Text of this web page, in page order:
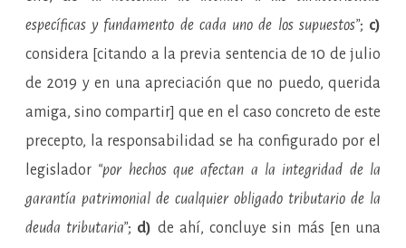
específicas y fundamento de cada uno de los supuestos”; c)
considera [citando a la previa sentencia de 10 de julio
de 2019 y en una apreciación que no puedo, querida
amiga, sino compartir] que en el caso concreto de este
precepto, la responsabilidad se ha configurado por el
legislador “por hechos que afectan a la integridad de la
garantía patrimonial de cualquier obligado tributario de la
deuda tributaria”; d) de ahí, concluye sin más [en una